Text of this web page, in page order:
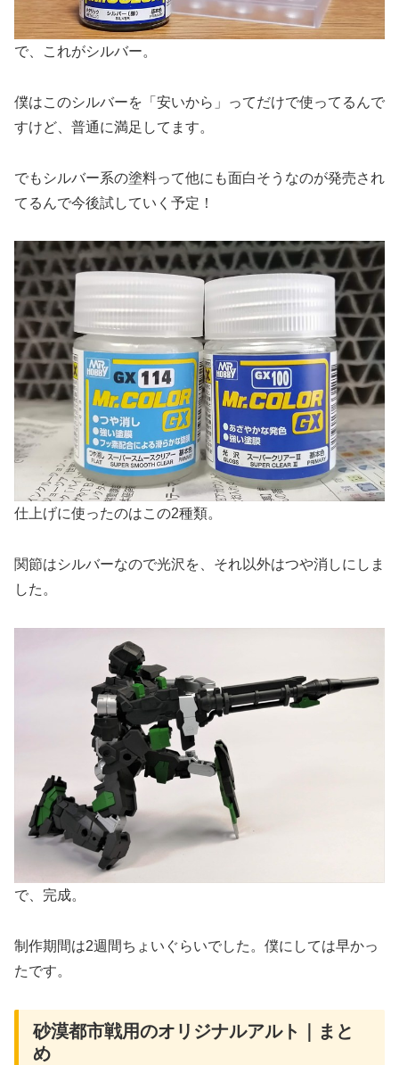
で、これがシルバー。
僕はこのシルバーを「安いから」ってだけで使ってるんで
すけど、普通に満足してます。
でもシルバー系の塗料って他にも面白そうなのが発売され
てるんで今後試していく予定！
仕上げに使ったのはこの2種類。
関節はシルバーなので光沢を、それ以外はつや消しにしま
した。
で、完成。
制作期間は2週間ちょいぐらいでした。僕にしては早かっ
たです。
砂漠都市戦用のオリジナルアルト｜まと
め